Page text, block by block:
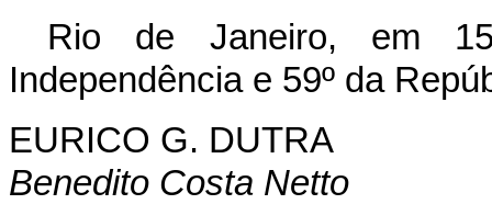
Rio de Janeiro, em
Independência e 59º da
EURICO G. DUTRA
Benedito Costa Netto